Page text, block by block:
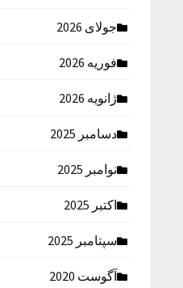
جولای 2026
فوریه 2026
ژانویه 2026
دسامبر 2025
نوامبر 2025
اکتبر 2025
سپتامبر 2025
آگوست 2020